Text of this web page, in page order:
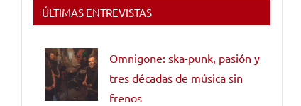
ÚLTIMAS ENTREVISTAS
Omnigone: ska-punk, pasión y
tres décadas de música sin
frenos